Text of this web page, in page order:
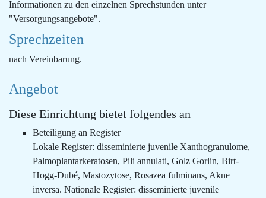
Informationen zu den einzelnen Sprechstunden unter
"Versorgungsangebote".
Sprechzeiten
nach Vereinbarung.
Angebot
Diese Einrichtung bietet folgendes an
Beteiligung an Register
Lokale Register: disseminierte juvenile Xanthogranulome,
Palmoplantarkeratosen, Pili annulati, Golz Gorlin, Birt-
Hogg-Dubé, Mastozytose, Rosazea fulminans, Akne
inversa. Nationale Register: disseminierte juvenile